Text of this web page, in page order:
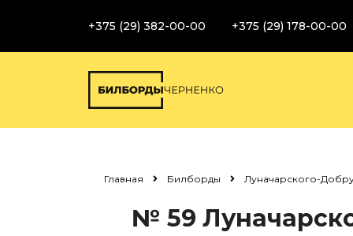
+375 (29) 382-00-00 +375 (29) 178-00-00
Главная Билборды Луначарского-
№ 59